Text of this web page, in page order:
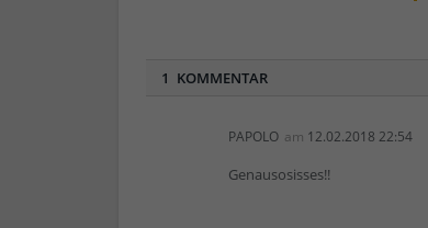
1 KOMMENTAR
PAPOLO am 12.02.2018 22:54
Genausosisses!!